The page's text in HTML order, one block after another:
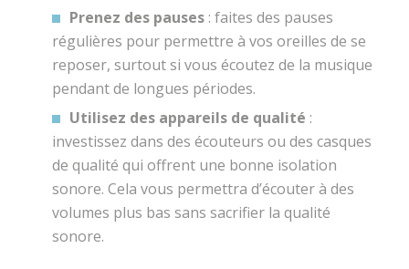
Prenez des pauses: faites des pauses
régulières pour permettre à vos oreilles de se
reposer, surtout si vous écoutez de la musique
pendant de longues périodes.
Utilisez des appareils de qualité :
investissez dans des écouteurs ou des casques
de qualité qui offrent une bonne isolation
sonore. Cela vous permettra d’écouter à des
volumes plus bas sans sacrifier la qualité
sonore.